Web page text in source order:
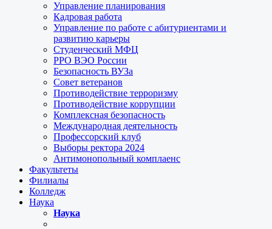
Управление планирования
Кадровая работа
Управление по работе с абитуриентами и
развитию карьеры
Студенческий МФЦ
РРО ВЭО России
Безопасность ВУЗа
Совет ветеранов
Противодействие терроризму
Противодействие коррупции
Комплексная безопасность
Международная деятельность
Профессорский клуб
Выборы ректора 2024
Антимонопольный комплаенс
Факультеты
Филиалы
Колледж
Наука
Наука